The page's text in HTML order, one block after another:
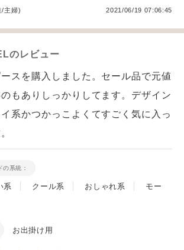
/主婦) 2021/06/19 07:06:45
のレビュー
スを購入しました。セール品で元値
もありしっかりしてます。デザイン
イ系かつかっこよくてすごく気に入っ
の系統：
系 クール系 おしゃれ系 モー
お出掛け用